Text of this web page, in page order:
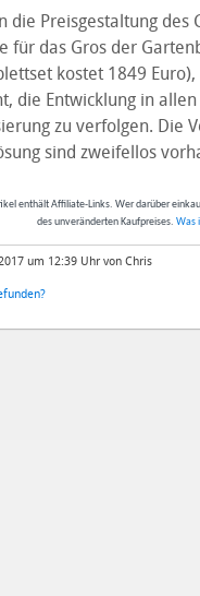
die Preisgestaltung des
für das Gros der
kostet 1849
die Entwicklung in
zu verfolgen. Die
sind zweifellos
enthält Affiliate-Links. Wer darüber
des unveränderten Kaufpreises. Was
um 12:39 Uhr von Chris